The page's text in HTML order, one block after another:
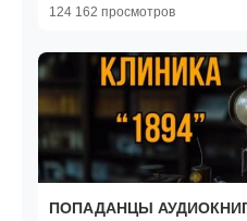
124 162 просмотров
ПОПАДАНЦЫ